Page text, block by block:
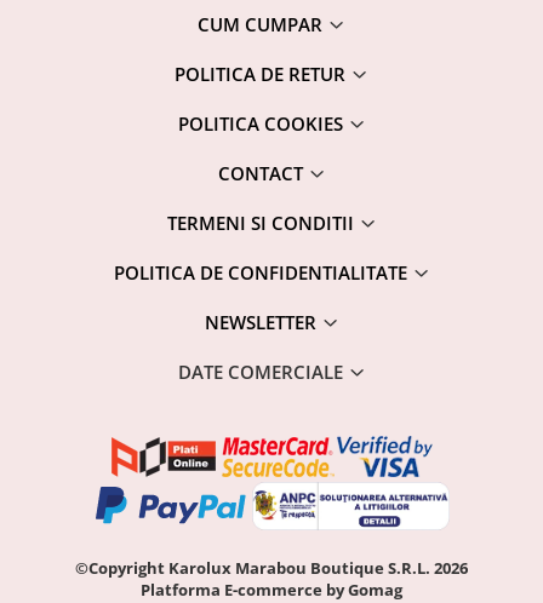
CUM CUMPAR
POLITICA DE RETUR
POLITICA COOKIES
CONTACT
TERMENI SI CONDITII
POLITICA DE CONFIDENTIALITATE
NEWSLETTER
DATE COMERCIALE
©Copyright Karolux Marabou Boutique S.R.L. 2026
Platforma E-commerce by Gomag